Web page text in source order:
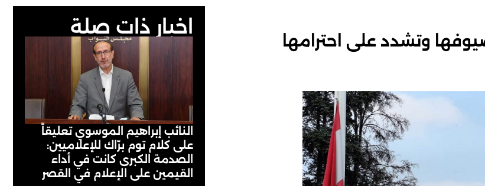
اخبار ذات صلة
النائب إبراهيم الموسوي تعليقاً
على كلام توم برّاك للإعلاميين:
الصدمة الكبرى كانت في أداء
القيمين على ‏الإعلام في القصر
وتشدد على احترامها